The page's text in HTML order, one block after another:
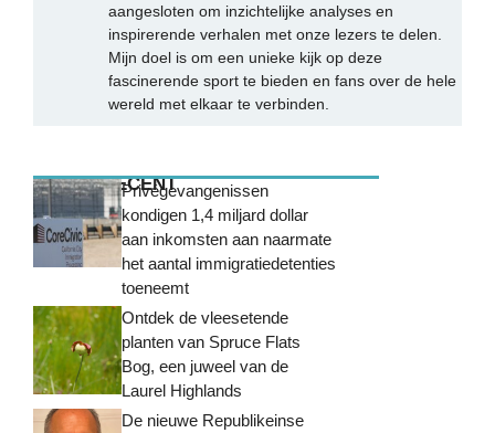
aangesloten om inzichtelijke analyses en
inspirerende verhalen met onze lezers te delen.
Mijn doel is om een unieke kijk op deze
fascinerende sport te bieden en fans over de hele
wereld met elkaar te verbinden.
MEEST RECENTPrivégevangenissen
kondigen 1,4 miljard dollar
aan inkomsten aan naarmate
het aantal immigratiedetenties
toeneemt
Ontdek de vleesetende
planten van Spruce Flats
Bog, een juweel van de
Laurel Highlands
De nieuwe Republikeinse